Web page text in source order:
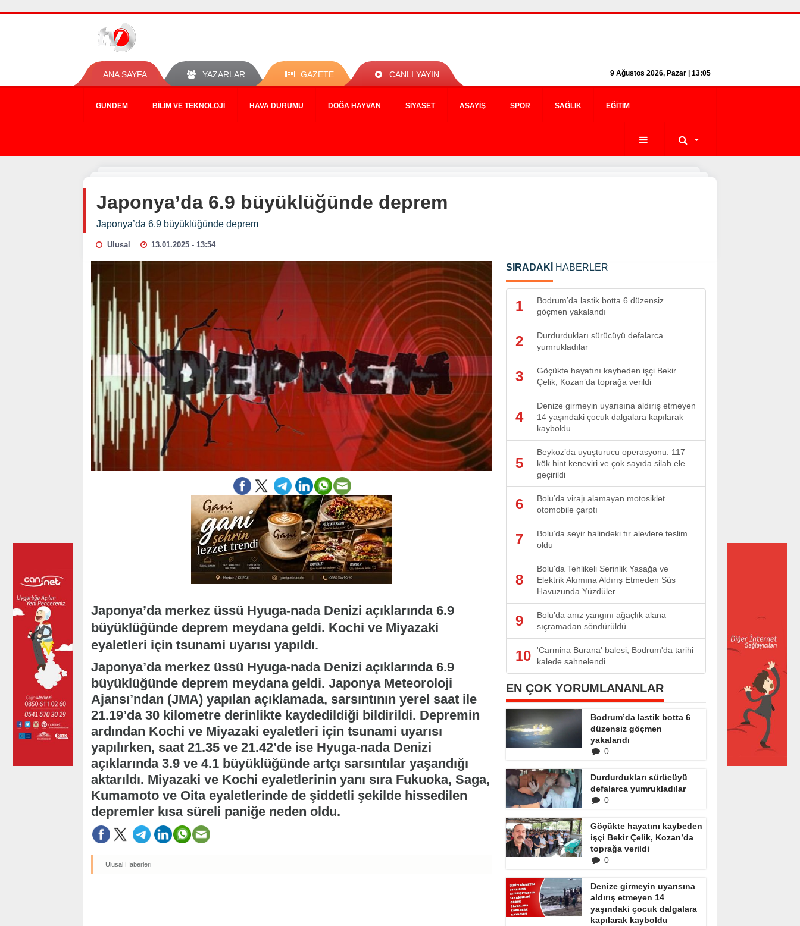
ANA SAYFA YAZARLAR GAZETE CANLI YAYIN 9 Ağustos 2026, Pazar | 13:05
GÜNDEM BILIM VE TEKNOLOJI HAVA DURUMU DOĞA HAYVAN SIYASET ASAYIŞ SPOR SAĞLIK EĞITIM
Japonya’da 6.9 büyüklüğünde deprem
Japonya’da 6.9 büyüklüğünde deprem
Ulusal 13.01.2025 - 13:54
Japonya’da merkez üssü Hyuga-nada Denizi açıklarında 6.9
büyüklüğünde deprem meydana geldi. Kochi ve Miyazaki
eyaletleri için tsunami uyarısı yapıldı.
Japonya’da merkez üssü Hyuga-nada Denizi açıklarında 6.9
büyüklüğünde deprem meydana geldi. Japonya Meteoroloji
Ajansı’ndan (JMA) yapılan açıklamada, sarsıntının yerel saat ile
21.19’da 30 kilometre derinlikte kaydedildiği bildirildi. Depremin
ardından Kochi ve Miyazaki eyaletleri için tsunami uyarısı
yapılırken, saat 21.35 ve 21.42’de ise Hyuga-nada Denizi
açıklarında 3.9 ve 4.1 büyüklüğünde artçı sarsıntılar yaşandığı
aktarıldı. Miyazaki ve Kochi eyaletlerinin yanı sıra Fukuoka, Saga,
Kumamoto ve Oita eyaletlerinde de şiddetli şekilde hissedilen
depremler kısa süreli paniğe neden oldu.
Ulusal Haberleri
SIRADAKİ HABERLER
1
Bodrum’da lastik botta 6 düzensiz
göçmen yakalandı
2
Durdurdukları sürücüyü defalarca
yumrukladılar
3
Göçükte hayatını kaybeden işçi Bekir
Çelik, Kozan’da toprağa verildi
4
Denize girmeyin uyarısına aldırış etmeyen
14 yaşındaki çocuk dalgalara kapılarak
kayboldu
5
Beykoz’da uyuşturucu operasyonu: 117
kök hint keneviri ve çok sayıda silah ele
geçirildi
6
Bolu’da virajı alamayan motosiklet
otomobile çarptı
7
Bolu’da seyir halindeki tır alevlere teslim
oldu
8
Bolu'da Tehlikeli Serinlik Yasağa ve
Elektrik Akımına Aldırış Etmeden Süs
Havuzunda Yüzdüler
9
Bolu’da anız yangını ağaçlık alana
sıçramadan söndürüldü
10
'Carmina Burana' balesi, Bodrum'da tarihi
kalede sahnelendi
EN ÇOK YORUMLANANLAR
Bodrum’da lastik botta 6
düzensiz göçmen
yakalandı
0
Durdurdukları sürücüyü
defalarca yumrukladılar
0
Göçükte hayatını kaybeden
işçi Bekir Çelik, Kozan’da
toprağa verildi
0
Denize girmeyin uyarısına
aldırış etmeyen 14
yaşındaki çocuk dalgalara
kapılarak kayboldu